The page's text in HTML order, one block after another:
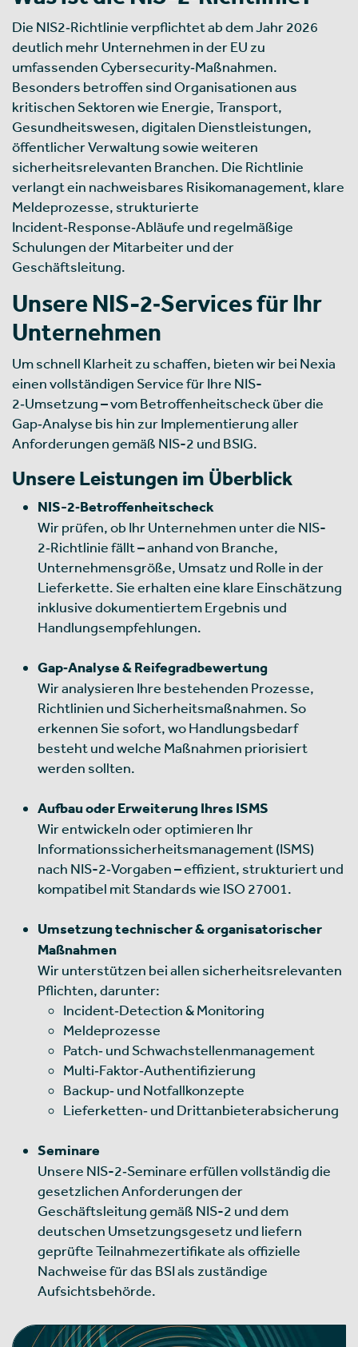
Die NIS2‑Richtlinie verpflichtet ab dem Jahr 2026
deutlich mehr Unternehmen in der EU zu
umfassenden Cybersecurity‑Maßnahmen.
Besonders betroffen sind Organisationen aus
kritischen Sektoren wie Energie, Transport,
Gesundheitswesen, digitalen Dienstleistungen,
öffentlicher Verwaltung sowie weiteren
sicherheitsrelevanten Branchen. Die Richtlinie
verlangt ein nachweisbares Risikomanagement, klare
Meldeprozesse, strukturierte
Incident‑Response‑Abläufe und regelmäßige
Schulungen der Mitarbeiter und der
Geschäftsleitung.
Unsere NIS-2‑Services für Ihr
Unternehmen
Um schnell Klarheit zu schaffen, bieten wir bei Nexia
einen vollständigen Service für Ihre NIS-
2‑Umsetzung – vom Betroffenheitscheck über die
Gap‑Analyse bis hin zur Implementierung aller
Anforderungen gemäß NIS-2 und BSIG.
Unsere Leistungen im Überblick
NIS-2‑Betroffenheitscheck
Wir prüfen, ob Ihr Unternehmen unter die NIS-
2‑Richtlinie fällt – anhand von Branche,
Unternehmensgröße, Umsatz und Rolle in der
Lieferkette. Sie erhalten eine klare Einschätzung
inklusive dokumentiertem Ergebnis und
Handlungsempfehlungen.
Gap‑Analyse & Reifegradbewertung
Wir analysieren Ihre bestehenden Prozesse,
Richtlinien und Sicherheitsmaßnahmen. So
erkennen Sie sofort, wo Handlungsbedarf
besteht und welche Maßnahmen priorisiert
werden sollten.
Aufbau oder Erweiterung Ihres ISMS
Wir entwickeln oder optimieren Ihr
Informationssicherheitsmanagement (ISMS)
nach NIS-2‑Vorgaben – effizient, strukturiert und
kompatibel mit Standards wie ISO 27001.
Umsetzung technischer & organisatorischer
Maßnahmen
Wir unterstützen bei allen sicherheitsrelevanten
Pflichten, darunter:
Incident‑Detection & Monitoring
Meldeprozesse
Patch‑ und Schwachstellenmanagement
Multi‑Faktor‑Authentifizierung
Backup‑ und Notfallkonzepte
Lieferketten‑ und Drittanbieterabsicherung
Seminare
Unsere NIS-2‑Seminare erfüllen vollständig die
gesetzlichen Anforderungen der
Geschäftsleitung gemäß NIS-2 und dem
deutschen Umsetzungsgesetz und liefern
geprüfte Teilnahmezertifikate als offizielle
Nachweise für das BSI als zuständige
Aufsichtsbehörde.